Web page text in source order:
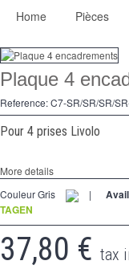
Schalter
Dimmer
Kreuzschalters
Pièces
Medien
Home Pièces
Plaque 4
Reference:C7-SR/SR/SR/
Pour 4 prises Livolo
More details
Couleur Gris
|
TAGEN
37,80 € tax